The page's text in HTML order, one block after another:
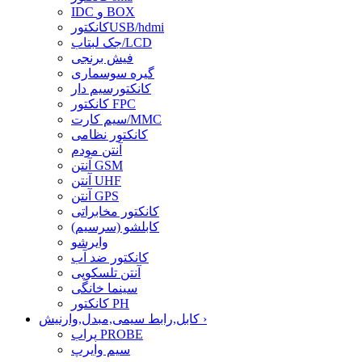
IDC و BOX
کانکتورUSB/hdmi
جک لبتاب/LCD
فیش برنجی
گیره سوسماری
کانکتورسیم دار
کانکتور FPC
سیم کارت/MMC
کانکتور نظامی
آنتن مودم
آنتن GSM
آنتن UHF
آنتن GPS
کانکتور مخابراتی
کابلشو (سرسیم)
وایرشو
کانکتور ضد آب
آنتن تلسکوپی
سینما خانگی
کانکتور PH
›
پراب PROBE
سیم وایرپ